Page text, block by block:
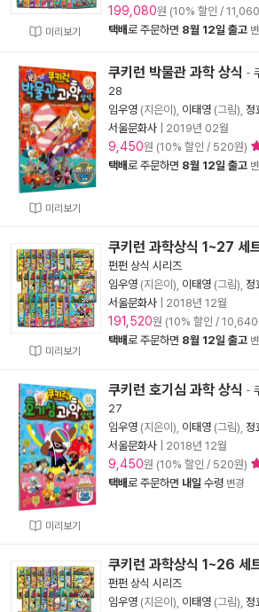
미리보기
199,080원 (10% 할인 /
택배로 주문하면 8월 12일 출고
미리보기
쿠키런 박물관 과학 상식 -
28
임우영 (지은이), 이태영 (그림), 정
서울문화사
2019년 02월
9,450원 (10% 할인 / 520원)
택배로 주문하면 8월 12일 출고
미리보기
쿠키런 과학상식 1~27 세
펀펀 상식 시리즈
임우영 (지은이), 이태영 (그림), 정
서울문화사
2018년 12월
191,520원 (10% 할인 / 10,640
택배로 주문하면 8월 12일 출고
미리보기
쿠키런 호기심 과학 상식 -
27
임우영 (지은이), 이태영 (그림), 정
서울문화사
2018년 12월
9,450원 (10% 할인 / 520원)
택배로 주문하면 내일 수령 변경
쿠키런 과학상식 1~26 세
펀펀 상식 시리즈
임우영 (지은이), 이태영 (그림), 정